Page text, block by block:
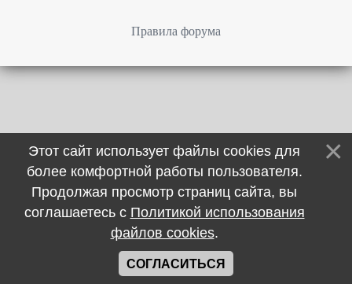
Правила форума
Этот сайт использует файлы cookies для
более комфортной работы пользователя.
Продолжая просмотр страниц сайта, вы
соглашаетесь с Политикой использования
файлов cookies.
СОГЛАСИТЬСЯ